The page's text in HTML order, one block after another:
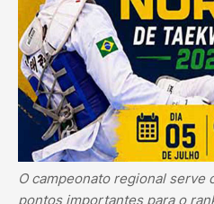
O campeonato regional serve
pontos importantes para o